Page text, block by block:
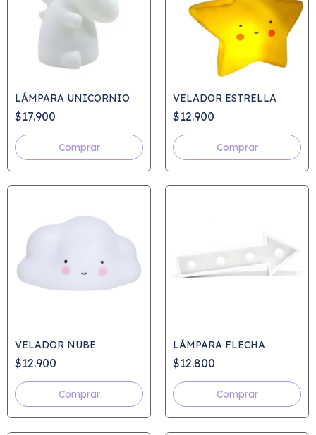
LÁMPARA UNICORNIO
$17.900
VELADOR ESTRELLA
$12.900
Comprar
VELADOR NUBE
$12.900
Comprar
LÁMPARA FLECHA
$12.800